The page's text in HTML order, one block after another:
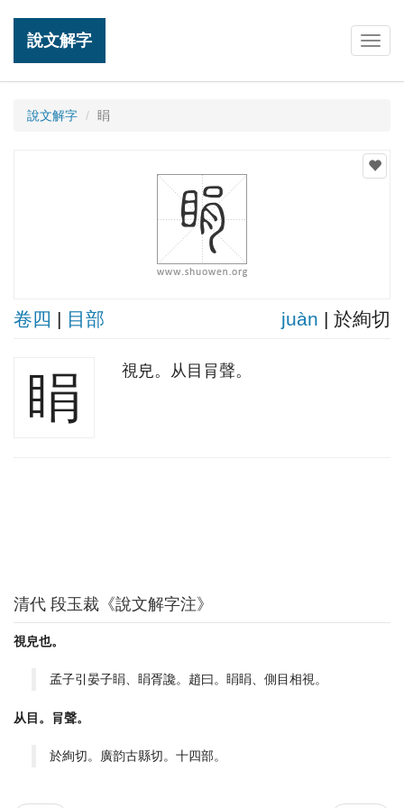
說文解字
說文解字 睊
卷四 | 目部 juàn | 於絢切
睊 視皃。从目肙聲。
清代 段玉裁《說文解字注》
視皃也。
孟子引晏子睊、睊胥讒。趙曰。睊睊、側目相視。
从目。肙聲。
於絢切。廣韵古縣切。十四部。